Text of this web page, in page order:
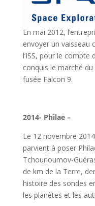
En mai 2012,
envoyer un vaisseau
l’ISS, pour le compte
conquis le marché
fusée Falcon 9.
2014- Philae –
Le 12 novembre
parvient à poser
Tchourioumov-
de km de la Terre,
histoire des sondes
les planètes et les